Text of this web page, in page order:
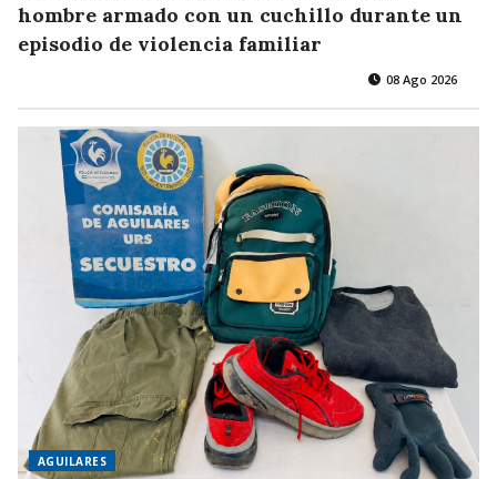
hombre armado con un cuchillo durante un
episodio de violencia familiar
08 Ago 2026
AGUILARES